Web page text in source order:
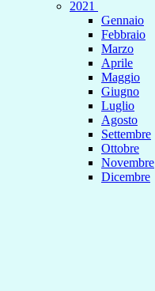
2021
Gennaio
Febbraio
Marzo
Aprile
Maggio
Giugno
Luglio
Agosto
Settembre
Ottobre
Novembre
Dicembre